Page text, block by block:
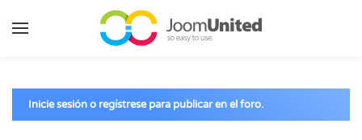
Saltar al contenido principal
Inicie sesión o regístrese para publicar en el foro.